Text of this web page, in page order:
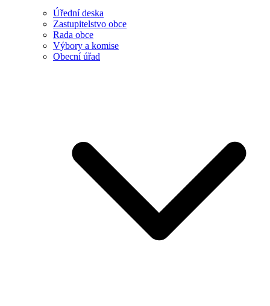
Úřední deska
Zastupitelstvo obce
Rada obce
Výbory a komise
Obecní úřad